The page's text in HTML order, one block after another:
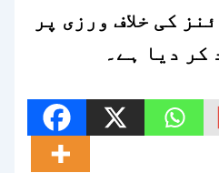
کی خلاف ورزی پر
کر دیا ہے۔